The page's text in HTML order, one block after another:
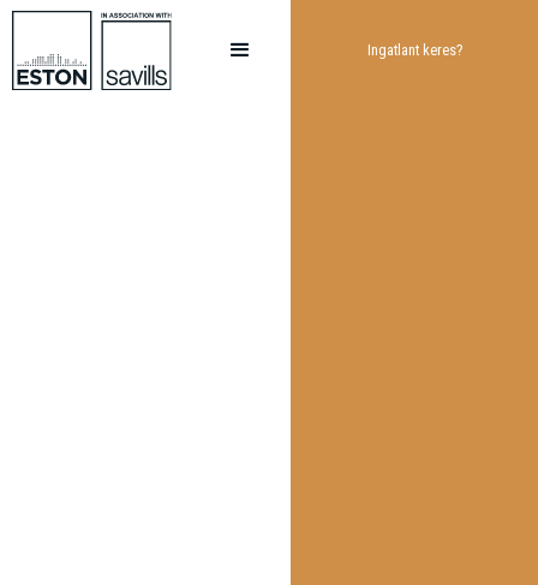
Ingatlant keres?